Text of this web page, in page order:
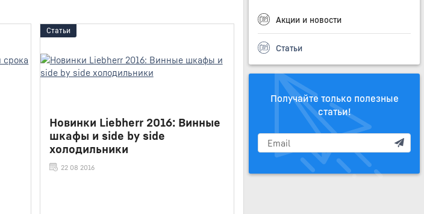
Акции и новости
Статьи
Получайте только полезные
статьи!
Статьи
Новинки Liebherr 2016: Винные
шкафы и side by side
холодильники
22 08 2016